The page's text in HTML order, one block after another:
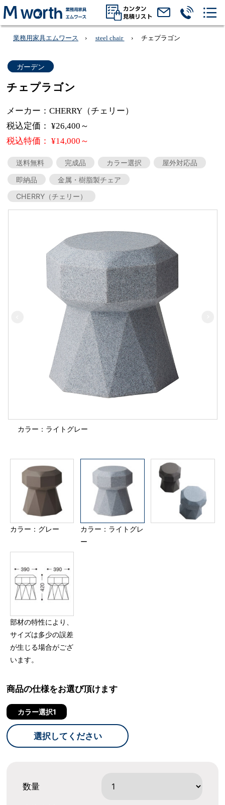
業務用家具エムワース steel chair チェプラゴン
ガーデン
チェプラゴン
メーカー：CHERRY（チェリー）
税込定価： ¥26,400～
税込特価： ¥14,000～
送料無料 完成品 カラー選択
屋外対応品
即納品
金属・樹脂製チェア
CHERRY（チェリー）
カラー：ライトグレー
カラー：グレー
カラー：ライトグレ
ー
部材の特性により、
サイズは多少の誤差
が生じる場合がござ
います。
商品の仕様をお選び頂けます
カラー選択1
選択してください
数量